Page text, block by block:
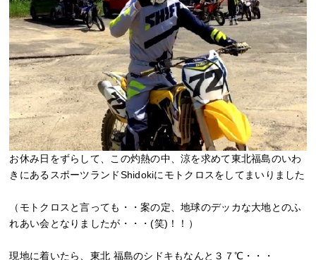
お休み日をずらして、この灼熱の中、涼を求めて東北福島のいわ
きにあるスポーツランドShidokiにモトクロスをしてまいりました
（モトクロスと言っても・・案の定、地球のデッカな大地とのふ
れあい会となりましたが・・・(笑)！！）
現地に着いたら、東北 福島のシドキもなんと３７℃・・・